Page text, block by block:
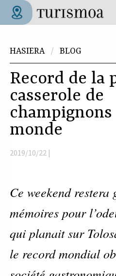
Skip to main content
HASIERA
BLOG
Record de la
casserole de
champignons
monde
2019/10/22 |
Ce weekend restera
mémoires pour
qui planait sur
le record mondial